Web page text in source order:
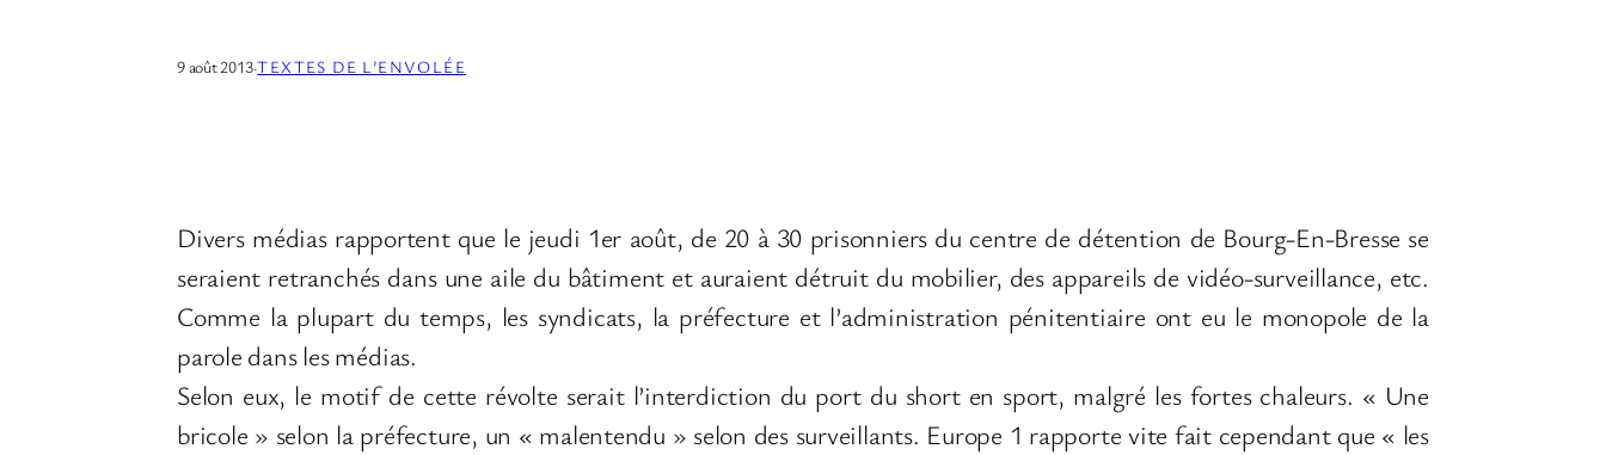
9 août 2013·TEXTES DE L’ENVOLÉE
Divers médias rapportent que le jeudi 1er août, de 20 à 30 prisonniers du centre de détention de Bourg-En-Bresse se
seraient retranchés dans une aile du bâtiment et auraient détruit du mobilier, des appareils de vidéo-surveillance, etc.
Comme la plupart du temps, les syndicats, la préfecture et l’administration pénitentiaire ont eu le monopole de la
parole dans les médias.
Selon eux, le motif de cette révolte serait l’interdiction du port du short en sport, malgré les fortes chaleurs. « Une
bricole » selon la préfecture, un « malentendu » selon des surveillants. Europe 1 rapporte vite fait cependant que « les